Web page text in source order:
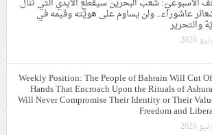
عاشوراء.. ولن يساوم على هويّته وقيمه في
والتحرير
Weekly Position: The People of Bahrain Will Cut
Hands That Encroach Upon the Rituals of
Will Never Compromise Their Identity or Their
Freedom and